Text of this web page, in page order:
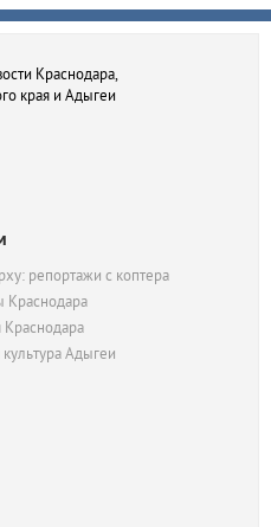
Краснодара,
края и Адыгеи
репортажи с коптера
Краснодара
Краснодара
Адыгеи